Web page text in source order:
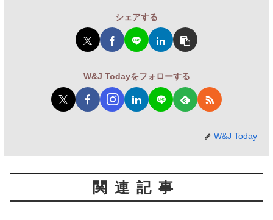
シェアする
W&J Todayをフォローする
W&J Today
関連記事